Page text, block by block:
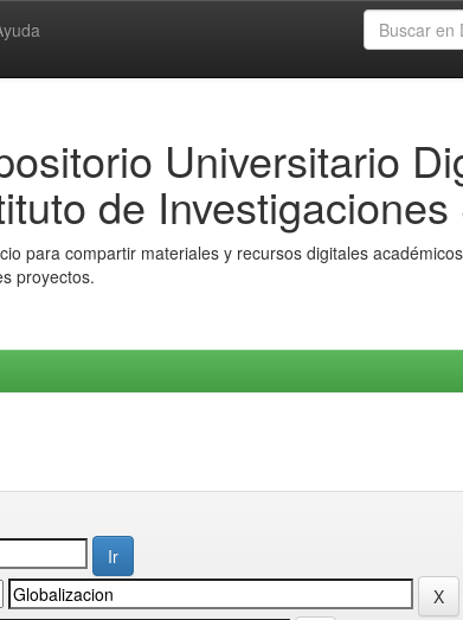
Universitario
de
para compartir materiales y recursos digitales
proyectos.